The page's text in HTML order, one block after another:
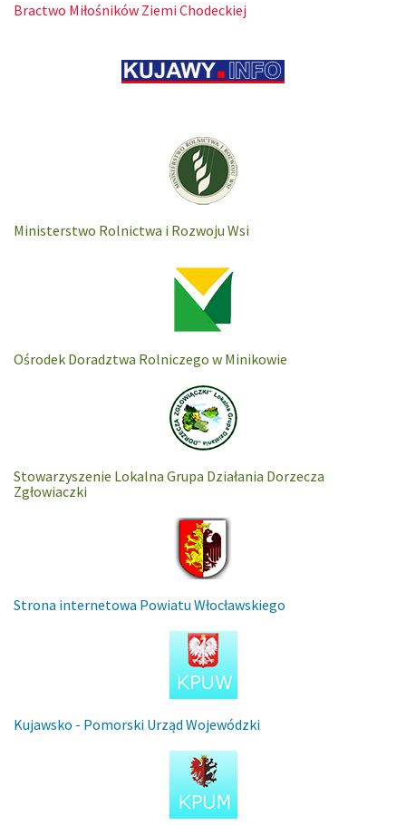
Bractwo Miłośników Ziemi Chodeckiej
Ministerstwo Rolnictwa i Rozwoju Wsi
Ośrodek Doradztwa Rolniczego w Minikowie
Stowarzyszenie Lokalna Grupa Działania Dorzecza
Zgłowiaczki
Strona internetowa Powiatu Włocławskiego
Kujawsko - Pomorski Urząd Wojewódzki